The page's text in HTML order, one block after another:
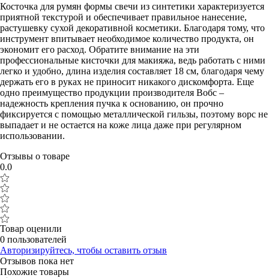
Косточка для румян формы свечи из синтетики характеризуется
приятной текстурой и обеспечивает правильное нанесение,
растушевку сухой декоративной косметики. Благодаря тому, что
инструмент впитывает необходимое количество продукта, он
экономит его расход. Обратите внимание на эти
профессиональные кисточки для макияжа, ведь работать с ними
легко и удобно, длина изделия составляет 18 см, благодаря чему
держать его в руках не приносит никакого дискомфорта. Еще
одно преимущество продукции производителя Вобс –
надежность крепления пучка к основанию, он прочно
фиксируется с помощью металлической гильзы, поэтому ворс не
выпадает и не остается на коже лица даже при регулярном
использовании.
Отзывы о товаре
0.0
Товар оценили
0 пользователей
Авторизируйтесь, чтобы оставить отзыв
Отзывов пока нет
Похожие товары